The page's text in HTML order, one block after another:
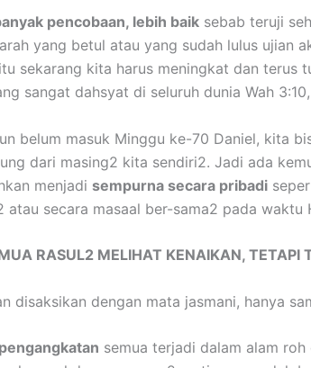
pencobaan, lebih baik sebab teruji
yang betul atau yang sudah lulus ujian
sekarang kita harus meningkat dan terus
sangat dahsyat di seluruh dunia Wah
belum masuk Minggu ke-70 Daniel, kita
dari masing2 kita sendiri2. Jadi ada
menjadi sempurna secara pribadi
atau secara masaal ber-sama2 pada waktu
RASUL2 MELIHAT KENAIKAN,
disaksikan dengan mata jasmani, hanya
semua terjadi dalam alam